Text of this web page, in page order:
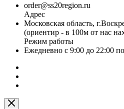
order@ss20region.ru
Адрес
Московская область,
(ориентир - в 100м от нас
Режим работы
Ежедневно с 9:00 до 22:00